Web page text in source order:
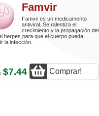
Famvir
Famvir es un medicamento
antiviral. Se ralentiza el
crecimiento y la propagación del
herpes para que el cuerpo pueda
la infección.
$7.44 Comprar!